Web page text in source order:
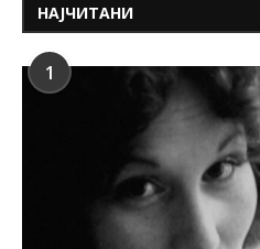
НАЈЧИТАНИ
1